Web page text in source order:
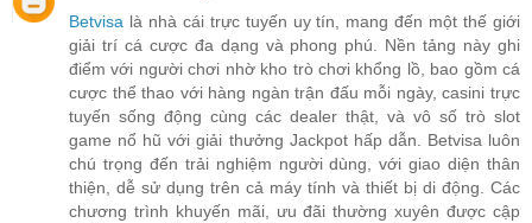
Betvisa là nhà cái trực tuyến uy tín, mang đến một thế giới
giải trí cá cược đa dạng và phong phú. Nền tảng này ghi
điểm với người chơi nhờ kho trò chơi khổng lồ, bao gồm cá
cược thể thao với hàng ngàn trận đấu mỗi ngày, casini trực
tuyến sống động cùng các dealer thật, và vô số trò slot
game nổ hũ với giải thưởng Jackpot hấp dẫn. Betvisa luôn
chú trọng đến trải nghiệm người dùng, với giao diện thân
thiện, dễ sử dụng trên cả máy tính và thiết bị di động. Các
chương trình khuyến mãi, ưu đãi thường xuyên được cập